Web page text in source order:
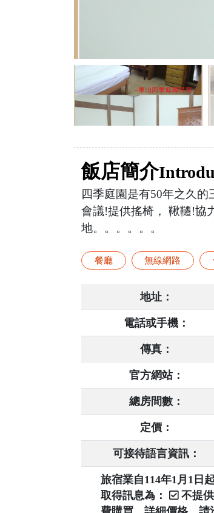
飯店簡介
四季庭園是有50年之久
會議!提供搖椅， 鞦韆!協
地。。。。。。
餐廳 無線網路
地址：
電話或手機：
傳真：
官方網站：
總房間數：
定價：
可接待語言資訊：
旅宿業自114年1月1日
取得訊息為：
不提